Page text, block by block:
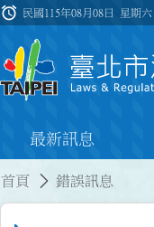
:::
alarm 民國115年08月08日 星期六
最新訊息
首頁 錯誤訊息